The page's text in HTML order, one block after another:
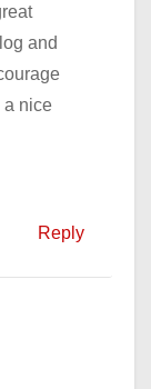
and
a nice
Reply